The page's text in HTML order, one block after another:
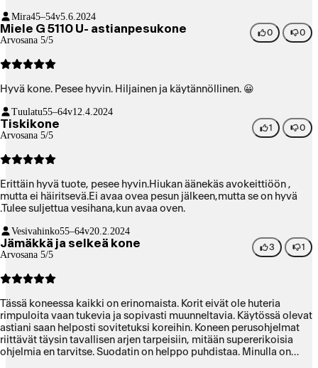
Mira45–54v5.6.2024
Miele G 5110 U- astianpesukone
Arvosana 5/5
0 0
Hyvä kone. Pesee hyvin. Hiljainen ja käytännöllinen. 😀
Tuulatu55–64v12.4.2024
Tiskikone
Arvosana 5/5
1 0
Erittäin hyvä tuote, pesee hyvin.Hiukan äänekäs avokeittiöön ,
mutta ei häiritsevä.Ei avaa ovea pesun jälkeen,mutta se on hyvä
.Tulee suljettua vesihana,kun avaa oven.
Vesivahinko55–64v20.2.2024
Jämäkkä ja selkeä kone
Arvosana 5/5
3 1
Tässä koneessa kaikki on erinomaista. Korit eivät ole huteria
rimpuloita vaan tukevia ja sopivasti muunneltavia. Käytössä olevat
astiani saan helposti sovitetuksi koreihin. Koneen perusohjelmat
riittävät täysin tavallisen arjen tarpeisiin, mitään supererikoisia
ohjelmia en tarvitse. Suodatin on helppo puhdistaa. Minulla on